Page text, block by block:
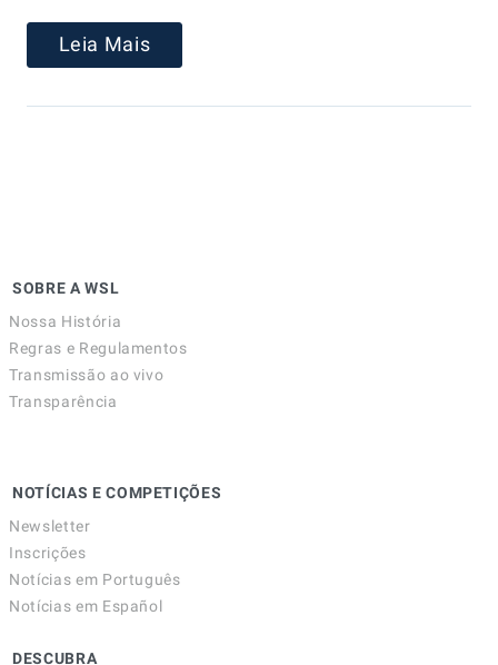
Leia Mais
SOBRE A WSL
Nossa História
Regras e Regulamentos
Transmissão ao vivo
Transparência
NOTÍCIAS E COMPETIÇÕES
Newsletter
Inscrições
Notícias em Português
Notícias em Español
DESCUBRA